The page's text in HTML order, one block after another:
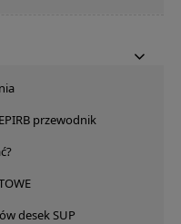
przewodnik
desek SUP